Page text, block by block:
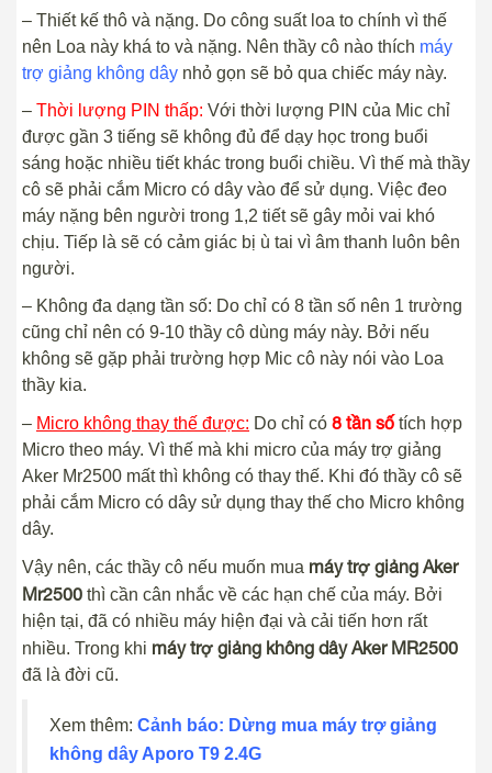
– Thiết kế thô và nặng. Do công suất loa to chính vì thế
nên Loa này khá to và nặng. Nên thầy cô nào thích máy
trợ giảng không dây nhỏ gọn sẽ bỏ qua chiếc máy này.
– Thời lượng PIN thấp: Với thời lượng PIN của Mic chỉ
được gần 3 tiếng sẽ không đủ để dạy học trong buổi
sáng hoặc nhiều tiết khác trong buổi chiều. Vì thế mà thầy
cô sẽ phải cắm Micro có dây vào để sử dụng. Việc đeo
máy nặng bên người trong 1,2 tiết sẽ gây mỏi vai khó
chịu. Tiếp là sẽ có cảm giác bị ù tai vì âm thanh luôn bên
người.
– Không đa dạng tần số: Do chỉ có 8 tần số nên 1 trường
cũng chỉ nên có 9-10 thầy cô dùng máy này. Bởi nếu
không sẽ gặp phải trường hợp Mic cô này nói vào Loa
thầy kia.
– Micro không thay thế được: Do chỉ có 8 tần số tích hợp
Micro theo máy. Vì thế mà khi micro của máy trợ giảng
Aker Mr2500 mất thì không có thay thế. Khi đó thầy cô sẽ
phải cắm Micro có dây sử dụng thay thế cho Micro không
dây.
Vậy nên, các thầy cô nếu muốn mua máy trợ giảng Aker
Mr2500 thì cần cân nhắc về các hạn chế của máy. Bởi
hiện tại, đã có nhiều máy hiện đại và cải tiến hơn rất
nhiều. Trong khi máy trợ giảng không dây Aker MR2500
đã là đời cũ.
Xem thêm: Cảnh báo: Dừng mua máy trợ giảng
không dây Aporo T9 2.4G